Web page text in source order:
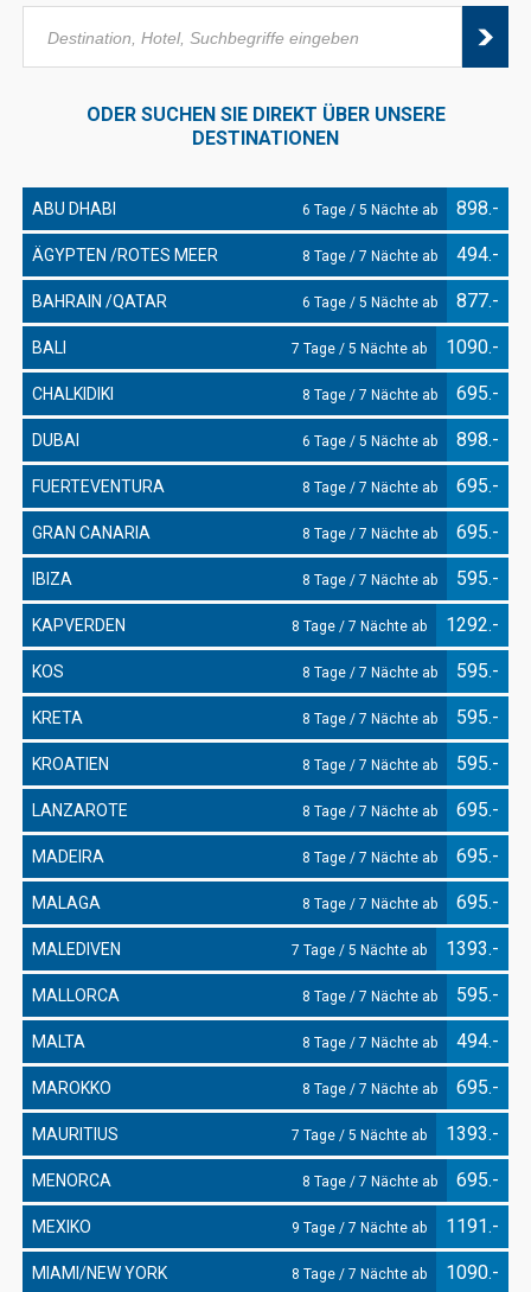
ODER SUCHEN SIE DIREKT ÜBER UNSERE
DESTINATIONEN
ABU DHABI 6 Tage / 5 Nächte ab 898.-
ÄGYPTEN /ROTES MEER 8 Tage / 7 Nächte ab 494.-
BAHRAIN /QATAR 6 Tage / 5 Nächte ab 877.-
BALI 7 Tage / 5 Nächte ab 1090.-
CHALKIDIKI 8 Tage / 7 Nächte ab 695.-
DUBAI 6 Tage / 5 Nächte ab 898.-
FUERTEVENTURA 8 Tage / 7 Nächte ab 695.-
GRAN CANARIA 8 Tage / 7 Nächte ab 695.-
IBIZA 8 Tage / 7 Nächte ab 595.-
KAPVERDEN 8 Tage / 7 Nächte ab 1292.-
KOS 8 Tage / 7 Nächte ab 595.-
KRETA 8 Tage / 7 Nächte ab 595.-
KROATIEN 8 Tage / 7 Nächte ab 595.-
LANZAROTE 8 Tage / 7 Nächte ab 695.-
MADEIRA 8 Tage / 7 Nächte ab 695.-
MALAGA 8 Tage / 7 Nächte ab 695.-
MALEDIVEN 7 Tage / 5 Nächte ab 1393.-
MALLORCA 8 Tage / 7 Nächte ab 595.-
MALTA 8 Tage / 7 Nächte ab 494.-
MAROKKO 8 Tage / 7 Nächte ab 695.-
MAURITIUS 7 Tage / 5 Nächte ab 1393.-
MENORCA 8 Tage / 7 Nächte ab 695.-
MEXIKO 9 Tage / 7 Nächte ab 1191.-
MIAMI/NEW YORK 8 Tage / 7 Nächte ab 1090.-